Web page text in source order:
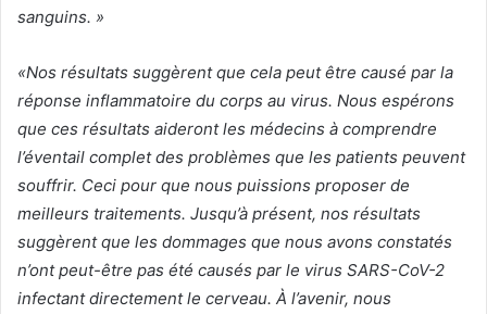
sanguins. »
«Nos résultats suggèrent que cela peut être causé par la
réponse inflammatoire du corps au virus. Nous espérons
que ces résultats aideront les médecins à comprendre
l’éventail complet des problèmes que les patients peuvent
souffrir. Ceci pour que nous puissions proposer de
meilleurs traitements. Jusqu’à présent, nos résultats
suggèrent que les dommages que nous avons constatés
n’ont peut-être pas été causés par le virus SARS-CoV-2
infectant directement le cerveau. À l’avenir, nous